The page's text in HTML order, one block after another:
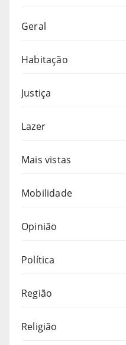
Geral
Habitação
Justiça
Lazer
Mais vistas
Mobilidade
Opinião
Política
Região
Religião